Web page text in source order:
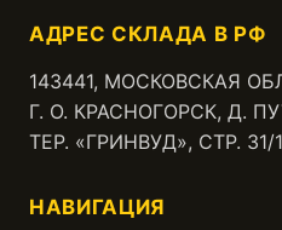
АДРЕС СКЛАДА В РФ
143441, МОСКОВСКАЯ
Г. О. КРАСНОГОРСК, Д.
ТЕР. «ГРИНВУД», СТР. 31/1
НАВИГАЦИЯ